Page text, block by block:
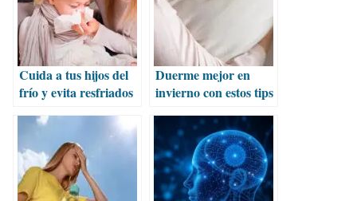
Cuida a tus hijos del
frío y evita resfriados
Duerme mejor en
invierno con estos tips